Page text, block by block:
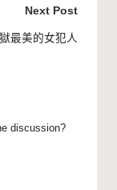
Next Post
最美的女犯人
discussion?